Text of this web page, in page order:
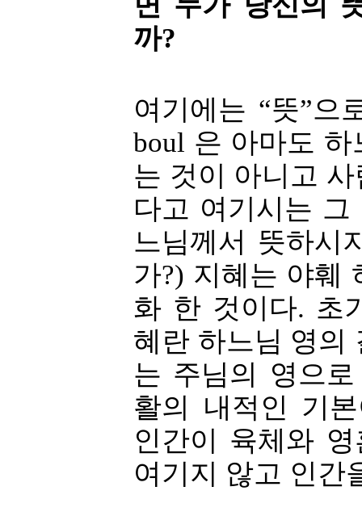
까?
여기에는 “뜻”으
boul 은 아마도
는 것이 아니고
다고 여기시는
느님께서 뜻하시
가?) 지혜는 야훼
화 한 것이다. 초
혜란 하느님 영의
는 주님의 영으
활의 내적인 기
인간이 육체와
여기지 않고 인간